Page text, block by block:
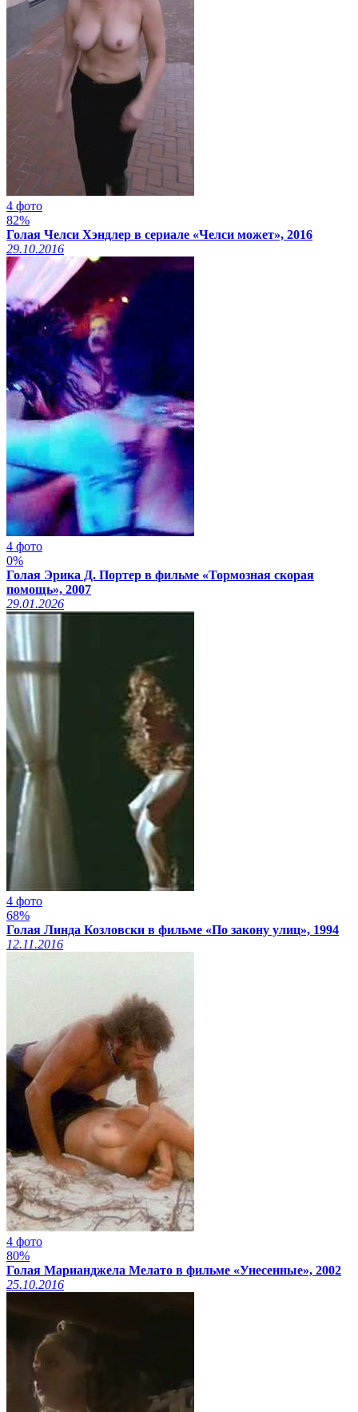
4 фото
82%
Голая Челси Хэндлер в сериале «Челси может», 2016
29.10.2016
4 фото
0%
Голая Эрика Д. Портер в фильме «Тормозная скорая
помощь», 2007
29.01.2026
4 фото
68%
Голая Линда Козловски в фильме «По закону улиц», 1994
12.11.2016
4 фото
80%
Голая Марианджела Мелато в фильме «Унесенные», 2002
25.10.2016